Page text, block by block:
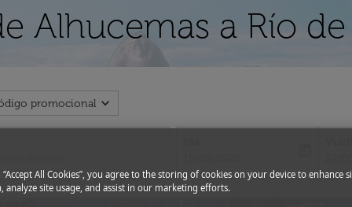
Alhucemas a Río
promocional expand_more
fc-
“Accept All Cookies”, you agree to the storing of cookies on your device to enhance
analyze site usage, and assist in our marketing efforts.